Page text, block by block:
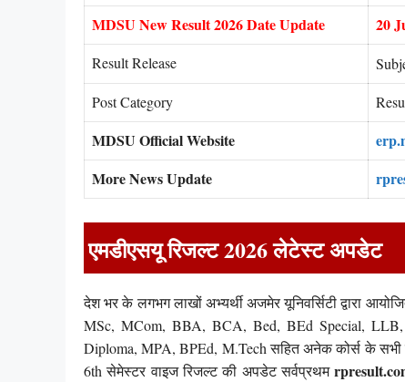
MDSU New Result 2026 Date Update 20
Result Release
Post Category
MDSU Official Website
More News Update
एमडीएसयूरिजल्ट 2026 लेटेस्ट अपडेट
देश भर के लगभग लाखों अभ्यर्थी अजमेर यूनिवर्सिटी द्वारा
MSc, MCom, BBA, BCA, Bed, BEd Special,
Diploma, MPA, BPEd, M.Tech सहित अनेक कोर्स के
6th सेमेस्टर वाइज रिजल्ट की अपडेट सर्वप्रथम